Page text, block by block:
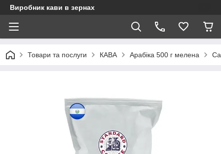
Виробник кави в зернах
Товари та послуги КАВА Арабіка 500 г мелена